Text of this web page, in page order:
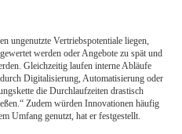
ungenutzte Vertriebspotentiale liegen,
werden oder Angebote zu spät und
Gleichzeitig laufen interne Abläufe
Digitalisierung, Automatisierung oder
die Durch­laufzeiten drastisch
Zudem würden Innovationen häufig
Umfang genutzt, hat er festgestellt.